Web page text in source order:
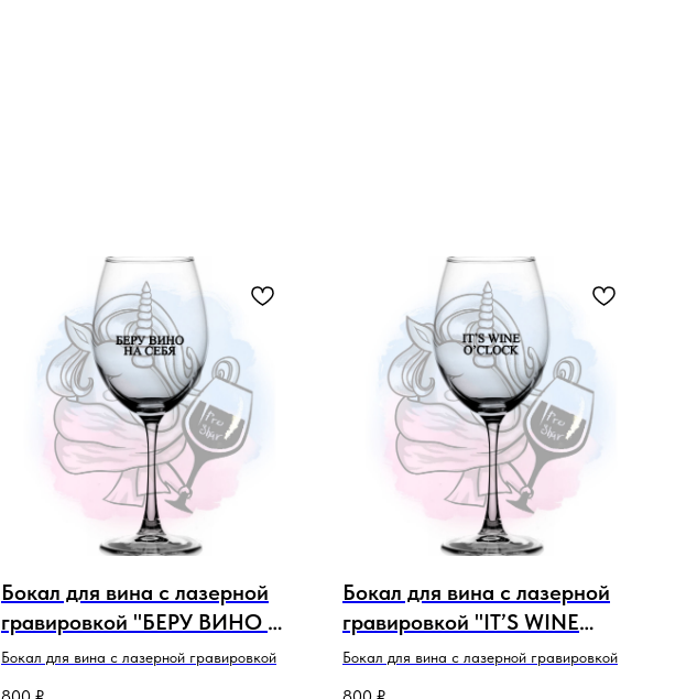
Бокал для вина с лазерной
гравировкой "БЕРУ ВИНО НА
СЕБЯ"
Бокал для вина с лазерной гравировкой
Бокал для вина с лазерной
гравировкой "IT’S WINE
O’CLOCK"
Бокал для вина с лазерной гравировкой